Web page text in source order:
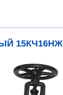
15КЧ16НЖ